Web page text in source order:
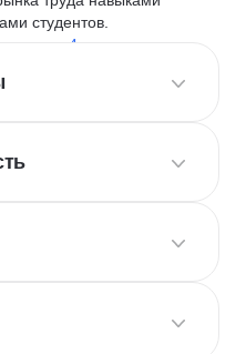
студентов.
по
4 критериям